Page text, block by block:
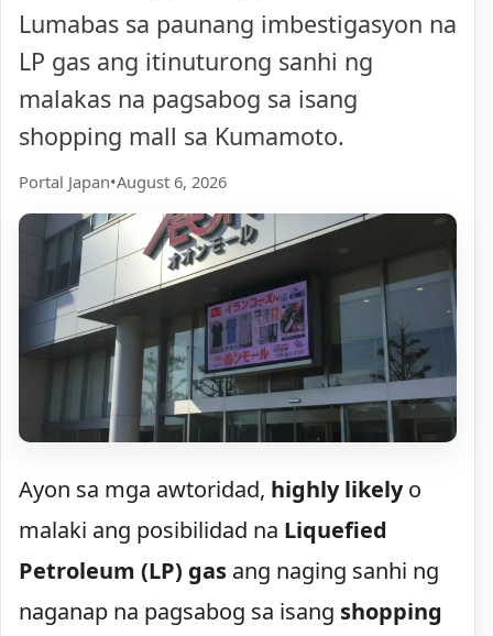
Lumabas sa paunang imbestigasyon na
LP gas ang itinuturong sanhi ng
malakas na pagsabog sa isang
shopping mall sa Kumamoto.
Portal Japan•August 6, 2026
Ayon sa mga awtoridad, highly likelyo
malaki ang posibilidad na Liquefied
Petroleum (LP) gas ang naging sanhi ng
naganap na pagsabog sa isang shopping